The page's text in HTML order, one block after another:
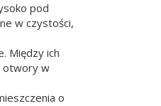
pod
w czystości,
Między ich
otwory w
o